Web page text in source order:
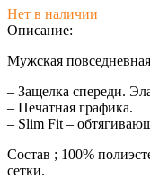
Нет в наличии
Описание:
Мужская
– Защелка спереди.
– Печатная графика.
– Slim Fit –
Состав ; 100%
сетки.